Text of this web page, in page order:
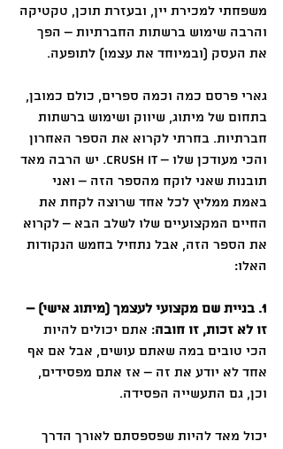
משפחתי למכירת יין, ובעזרת תוכן, טקטיקה
והרבה שימוש ברשתות החברתיות – הפך
את העסק (ובמיוחד את עצמו) לתופעה.
גארי פרסם כמה וכמה ספרים, כולם כמובן,
בתחום של מיתוג, שיווק ושימוש ברשתות
חברתיות. בחרתי לקרוא את הספר האחרון
והכי מעודכן שלו – Crush It. יש הרבה מאד
תובנות שאני לוקח מהספר הזה – ואני
באמת ממליץ לכל אחד שרוצה לקחת את
החיים המקצועיים שלו לשלב הבא – לקרוא
את הספר הזה, אבל נתחיל בחמש הנקודות
האלו:
1. בניית שם מקצועי לעצמך (מיתוג אישי) –
זו לא זכות, זו חובה: אתם יכולים להיות
הכי טובים במה שאתם עושים, אבל אם אף
אחד לא יודע את זה – אז אתם מפסידים,
וכן, גם התעשייה הפסידה.
יכול מאד להיות שפספסתם לאורך הדרך